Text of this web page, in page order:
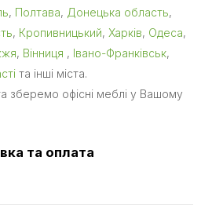
, Полтава, Донецька область,
, Кропивницький, Харків, Одеса,
, Вінниця , Івано-Франківськ,
та інші міста.
зберемо офісні меблі у Вашому
та оплата